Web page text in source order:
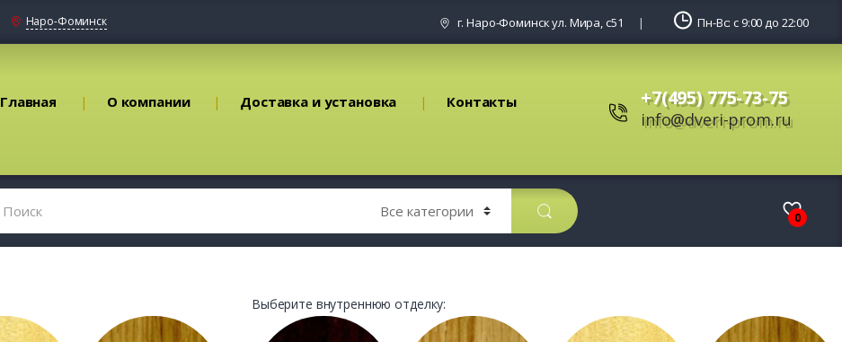
Наро-Фоминск г. Наро-Фоминск ул. Мира, с51 Пн-Вс: с 9:00 до 22:00
Главная О компании Доставка и установка Контакты +7(495) 775-73-75
info@dveri-prom.ru
0
Выберите внутреннюю отделку: